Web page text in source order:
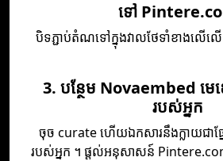
ទៅ
បិទភ្ជាប់​តំណ​ទៅ​ក្នុង​វាល​ថែទាំ​ខាង​លើ​ល
3. បន្ថែម Novaembed មេ
របស់អ្នក
ចុច curate ហើយ​ឯកសារ​នឹង​ក្លាយ​ជា​
របស់​អ្នក ។ ផ្ដល់​អនុសាសន៍